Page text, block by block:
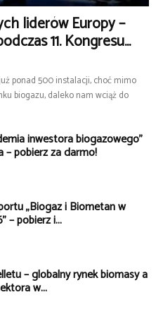
liderów Europy –
11. Kongresu...
ponad 500 instalacji, choć mimo
biogazu, daleko nam wciąż do
inwestora biogazowego”
– pobierz za darmo!
„Biogaz i Biometan w
– pobierz i...
– globalny rynek biomasy a
w...